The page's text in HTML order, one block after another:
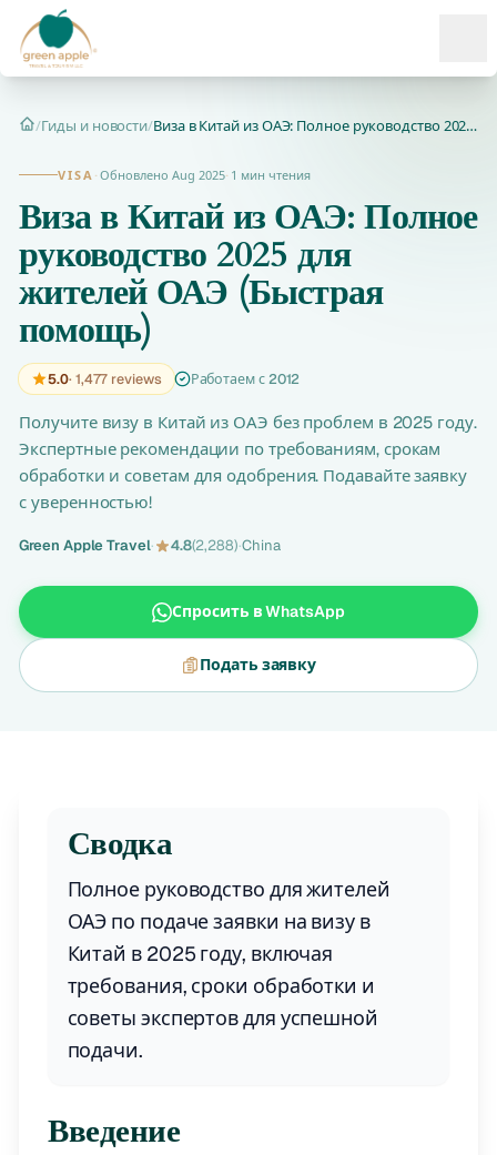
Главная
/Гиды и новости/ Виза в Китай из ОАЭ: Полное руководство 2025 для жителей ОАЭ...
VISA · Обновлено Aug 2025· 1 мин чтения
Виза в Китай из ОАЭ: Полное
руководство 2025 для
жителей ОАЭ (Быстрая
помощь)
5.0· 1,477 reviews Работаем с 2012
Получите визу в Китай из ОАЭ без проблем в 2025 году.
Экспертные рекомендации по требованиям, срокам
обработки и советам для одобрения. Подавайте заявку
с уверенностью!
Green Apple Travel· 4.8(2,288)·China
Спросить в WhatsApp
Подать заявку
Сводка
Полное руководство для жителей
ОАЭ по подаче заявки на визу в
Китай в 2025 году, включая
требования, сроки обработки и
советы экспертов для успешной
подачи.
Введение